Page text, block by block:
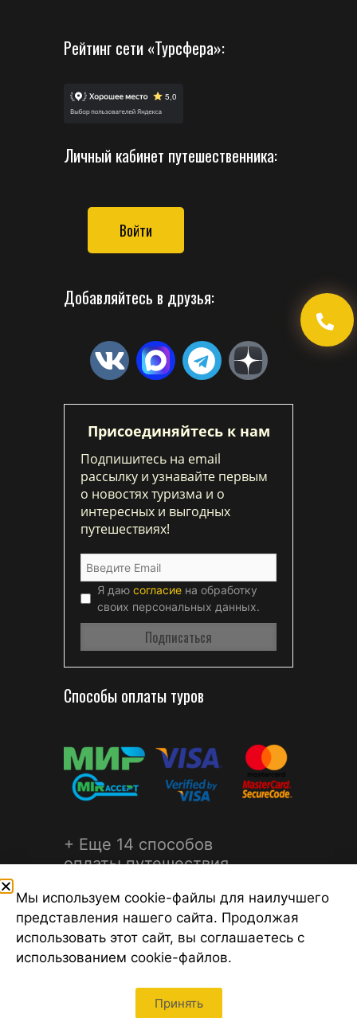
Рейтинг сети «Турсфера»:
Личный кабинет путешественника:
Войти
Добавляйтесь в друзья:
Присоединяйтесь к нам
Подпишитесь на email
рассылку и узнавайте первым
о новостях туризма и о
интересных и выгодных
путешествиях!
Я даю согласие на обработку
своих персональных данных.
Способы оплаты туров
+ Еще 14 способов
оплаты путешествия
©2026 Турагентство Турсфера - Поиск туров от надежных
Мы используем cookie-файлы для наилучшего
представления нашего сайта. Продолжая
использовать этот сайт, вы соглашаетесь с
использованием cookie-файлов.
Принять